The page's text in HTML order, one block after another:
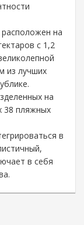
на
с 1,2
из лучших
на
38 пляжных
в
в себя